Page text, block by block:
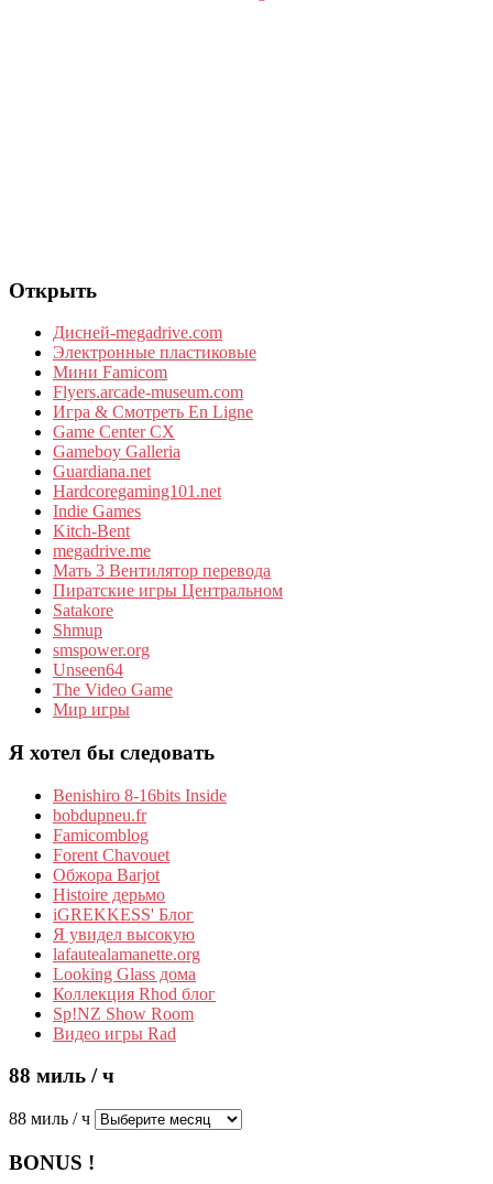
Открыть
Дисней-megadrive.com
Электронные пластиковые
Мини Famicom
Flyers.arcade-museum.com
Игра & Смотреть En Ligne
Game Center CX
Gameboy Galleria
Guardiana.net
Hardcoregaming101.net
Indie Games
Kitch-Bent
megadrive.me
Мать 3 Вентилятор перевода
Пиратские игры Центральном
Satakore
Shmup
smspower.org
Unseen64
The Video Game
Мир игры
Я хотел бы следовать
Benishiro 8-16bits Inside
bobdupneu.fr
Famicomblog
Forent Chavouet
Обжора Barjot
Histoire дерьмо
iGREKKESS' Блог
Я увидел высокую
lafautealamanette.org
Looking Glass дома
Коллекция Rhod блог
Sp!NZ Show Room
Видео игры Rad
88 миль / ч
88 миль / ч
BONUS !